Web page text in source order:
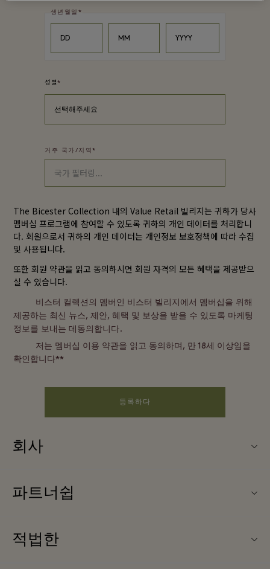
생년월일 *
Day
DD
Month
MM
Year
YYYY
성별*
선택해주세요
거주 국가/지역 *
The Bicester Collection 내의Value Retail 빌리지는 귀하가 당사
멤버십 프로그램에 참여할 수 있도록 귀하의 개인 데이터를 처리합니
다. 회원으로서 귀하의 개인 데이터는 개인정보 보호정책에 따라 수집
및 사용됩니다.
또한회원 약관을 읽고 동의하시면 회원 자격의 모든 혜택을 제공받으
실 수 있습니다.
비스터 컬렉션의 멤버인 비스터 빌리지에서 멤버십을 위해
제공하는 최신 뉴스, 제안, 혜택 및 보상을 받을 수 있도록 마케팅
정보를 보내는 데동의합니다.
저는 멤버십 이용 약관을 읽고 동의하며, 만 18세 이상임을
확인합니다**
등록하다
회사
FAQ
파트너쉽
파트너가되다
적법한